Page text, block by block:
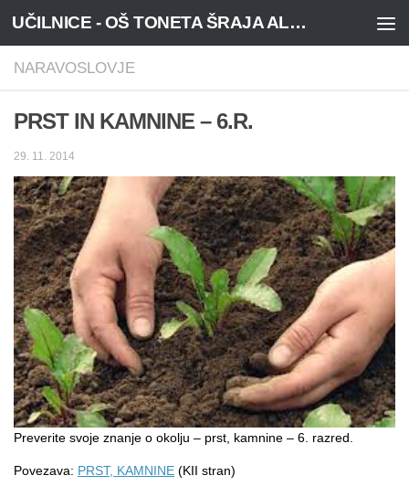
Skoči na vsebino UČILNICE - OŠ TONETA ŠRAJA ALJOŠE, NOVA VAS
NARAVOSLOVJE
PRST IN KAMNINE – 6.R.
29. 11. 2014
Preverite svoje znanje o okolju – prst, kamnine – 6. razred.
Povezava: PRST, KAMNINE (KII stran)